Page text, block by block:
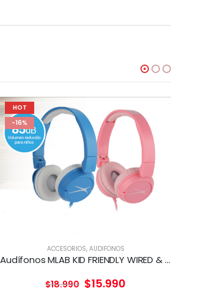
HOT
-16%
ACCESORIOS, AUDIFONOS
Audífonos MLAB KID FRIENDLY WIRED & HANDS FREE
$18.990 $15.990